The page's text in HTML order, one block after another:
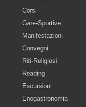
Corsi
Gare-Sportive
Manifestazioni
Convegni
Riti-Religiosi
Reading
Escursioni
Enogastronomia